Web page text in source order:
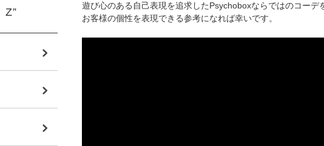
遊び心のある自己表現を追求したPsychoboxならではのコーデ
お客様の個性を表現できる参考になれば幸いです。